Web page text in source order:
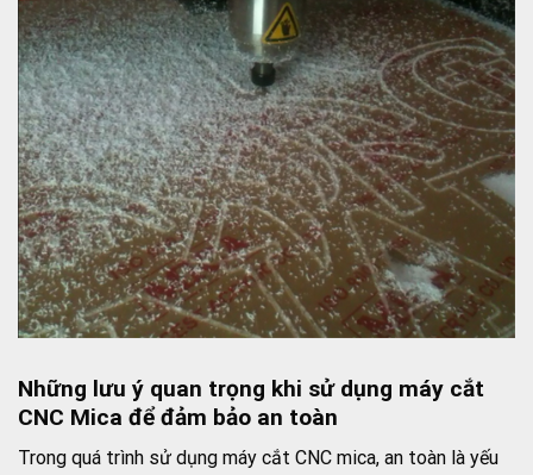
Những lưu ý quan trọng khi sử dụng máy cắt
CNC Mica để đảm bảo an toàn
Trong quá trình sử dụng máy cắt CNC mica, an toàn là yếu